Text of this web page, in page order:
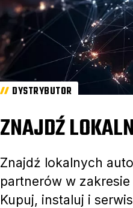
DYSTRYBUTOR
ZNAJDŹ
Znajdź lokalnych
partnerów w
Kupuj, instaluj i